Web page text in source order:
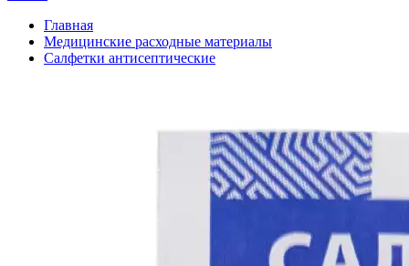
Главная
Медицинские расходные материалы
Салфетки антисептические